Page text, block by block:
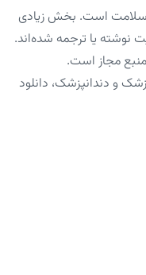
سلامت است. بخش زیادی
نوشته یا ترجمه شده‌اند.
مجاز است.
و دندانپزشک، دانلود